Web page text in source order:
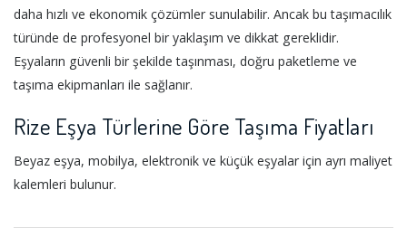
daha hızlı ve ekonomik çözümler sunulabilir. Ancak bu taşımacılık
türünde de profesyonel bir yaklaşım ve dikkat gereklidir.
Eşyaların güvenli bir şekilde taşınması, doğru paketleme ve
taşıma ekipmanları ile sağlanır.
Rize Eşya Türlerine Göre Taşıma Fiyatları
Beyaz eşya, mobilya, elektronik ve küçük eşyalar için ayrı maliyet
kalemleri bulunur.